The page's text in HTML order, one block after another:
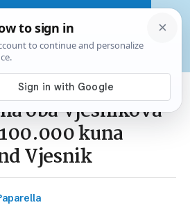
oba Vjesnikova
kuna
Vjesnik